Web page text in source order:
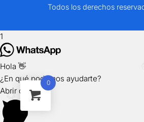
Todos los derechos
0
1
Hola 👋
¿En qué podemos ayudarte?
Abrir chat